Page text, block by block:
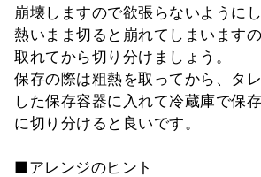
崩壊しますので欲張らないようにし
熱いまま切ると崩れてしまいます
取れてから切り分けましょう。
保存の際は粗熱を取ってから、タ
した保存容器に入れて冷蔵庫で保
に切り分けると良いです。
■アレンジのヒント